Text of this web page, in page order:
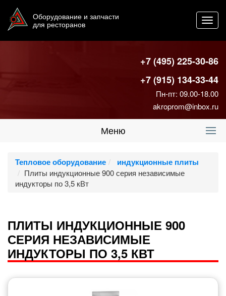
Оборудование и запчасти
для ресторанов
+7 (495) 225-30-86
+7 (915) 134-33-44
Пн-пт: 09.00-18.00
akroprom@inbox.ru
Меню
Тепловое оборудование индукционные плиты
Плиты индукционные 900 серия независимые
индукторы по 3,5 кВт
ПЛИТЫ ИНДУКЦИОННЫЕ 900
СЕРИЯ НЕЗАВИСИМЫЕ
ИНДУКТОРЫ ПО 3,5 КВТ